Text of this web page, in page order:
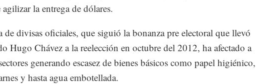
agilizar la entrega de dólares.
de divisas oficiales, que siguió la bonanza pre electoral que llevó
Hugo Chávez a la reelección en octubre del 2012, ha afectado a
generando escasez de bienes básicos como papel higiénico,
y hasta agua embotellada.